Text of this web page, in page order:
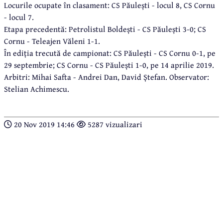
Locurile ocupate în clasament: CS Păulești - locul 8, CS Cornu
- locul 7.
Etapa precedentă: Petrolistul Boldești - CS Păulești 3-0; CS
Cornu - Teleajen Văleni 1-1.
În ediția trecută de campionat: CS Păulești - CS Cornu 0-1, pe
29 septembrie; CS Cornu - CS Păulești 1-0, pe 14 aprilie 2019.
Arbitri: Mihai Safta - Andrei Dan, David Ștefan. Observator:
Stelian Achimescu.
20 Nov 2019 14:46 5287 vizualizari